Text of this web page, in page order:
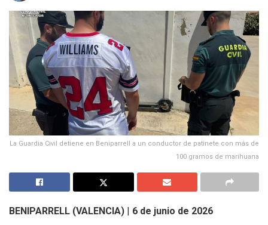
La Guardia Civil detiene en Beniparrell a un conductor de patinete con más de
100 gramos de marihuana
BENIPARRELL (VALENCIA) | 6 de junio de 2026